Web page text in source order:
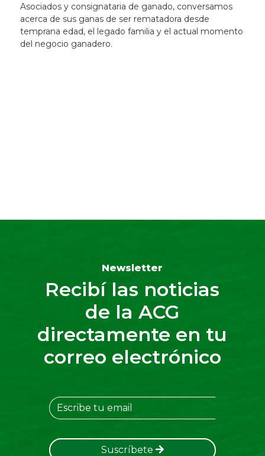
Asociados y consignataria de ganado, conversamos
acerca de sus ganas de ser rematadora desde
temprana edad, el legado familia y el actual momento
del negocio ganadero.
Newsletter
Recibí las noticias
de la ACG
directamente en tu
correo electrónico
Suscríbete